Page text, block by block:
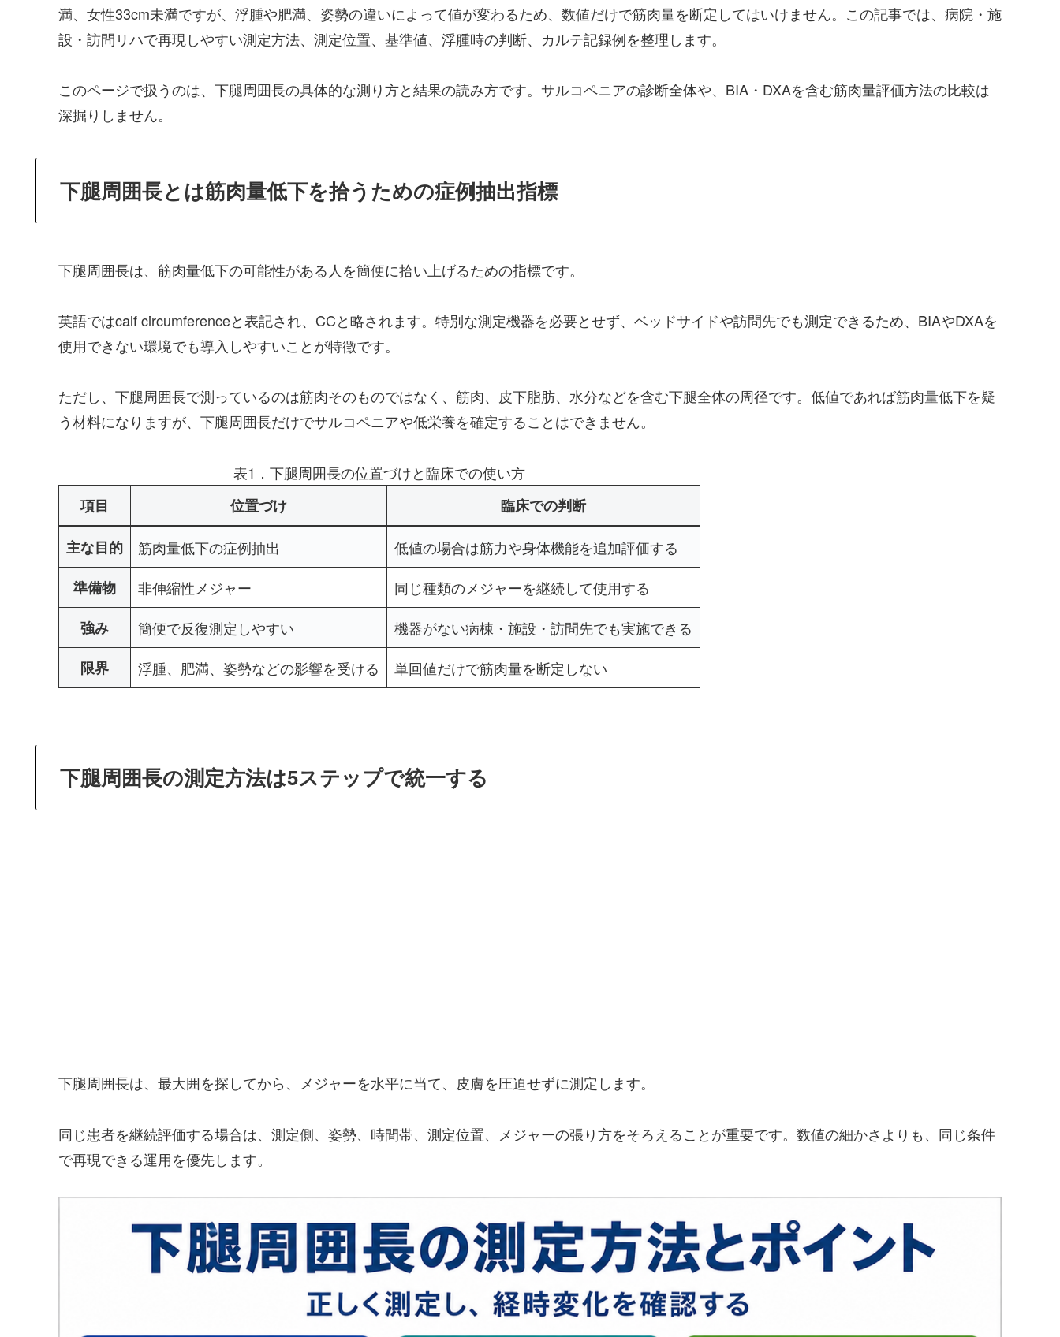
満、女性33cm未満ですが、浮腫や肥満、姿勢の違いによって値が変わるため、数値だけで筋肉量を断定してはいけません。この記事では、病院・施
設・訪問リハで再現しやすい測定方法、測定位置、基準値、浮腫時の判断、カルテ記録例を整理します。
このページで扱うのは、下腿周囲長の具体的な測り方と結果の読み方です。サルコペニアの診断全体や、BIA・DXAを含む筋肉量評価方法の比較は
深掘りしません。
下腿周囲長とは筋肉量低下を拾うための症例抽出指標
下腿周囲長は、筋肉量低下の可能性がある人を簡便に拾い上げるための指標です。
英語ではcalf circumferenceと表記され、CCと略されます。特別な測定機器を必要とせず、ベッドサイドや訪問先でも測定できるため、BIAやDXAを
使用できない環境でも導入しやすいことが特徴です。
ただし、下腿周囲長で測っているのは筋肉そのものではなく、筋肉、皮下脂肪、水分などを含む下腿全体の周径です。低値であれば筋肉量低下を疑
う材料になりますが、下腿周囲長だけでサルコペニアや低栄養を確定することはできません。
表1．下腿周囲長の位置づけと臨床での使い方
項目
位置づけ 臨床での判断
主な目的 筋肉量低下の症例抽出
低値の場合は筋力や身体機能を追加評価する
準備物
非伸縮性メジャー
同じ種類のメジャーを継続して使用する
強み
簡便で反復測定しやすい
機器がない病棟・施設・訪問先でも実施できる
限界
浮腫、肥満、姿勢などの影響を受ける 単回値だけで筋肉量を断定しない
下腿周囲長の測定方法は5ステップで統一する
下腿周囲長は、最大囲を探してから、メジャーを水平に当て、皮膚を圧迫せずに測定します。
同じ患者を継続評価する場合は、測定側、姿勢、時間帯、測定位置、メジャーの張り方をそろえることが重要です。数値の細かさよりも、同じ条件
で再現できる運用を優先します。